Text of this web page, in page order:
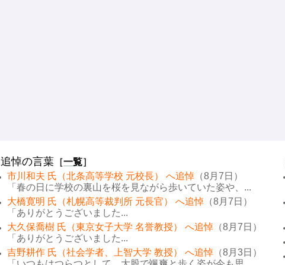
追悼の言葉 ［一覧］
市川和夫 氏（北条高等学校 元校長） へ追悼 （8月7日）
「春の日に学校の裏山を桜を見ながら歩いていた姿や、...
大橋寛明 氏（札幌高等裁判所 元長官） へ追悼 （8月7日）
「ありがとうございました...
大久保喬樹 氏（東京女子大学 名誉教授） へ追悼 （8月7日）
「ありがとうございました...
吉野耕作 氏（社会学者、上智大学 教授） へ追悼 （8月3日）